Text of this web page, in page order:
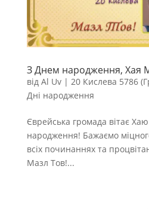
З Днем народження, Хая
від Al Uv| 20 Кислева 5786
Дні народження
Єврейська громада вітає
народження! Бажаємо міцного
всіх починаннях та
Мазл Тов!...